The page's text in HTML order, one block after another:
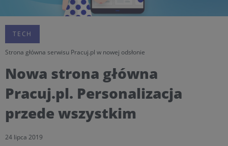
TECH
Strona główna serwisu Pracuj.pl w nowej odsłonie
Nowa strona główna
Pracuj.pl. Personalizacja
przede wszystkim
24 lipca 2019